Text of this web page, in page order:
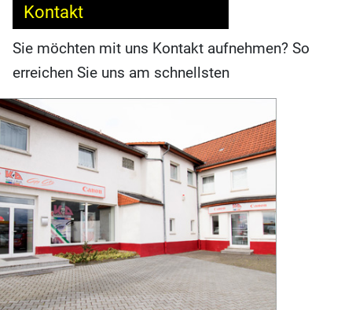
Kontakt
Sie möchten mit uns Kontakt aufnehmen? So
erreichen Sie uns am schnellsten